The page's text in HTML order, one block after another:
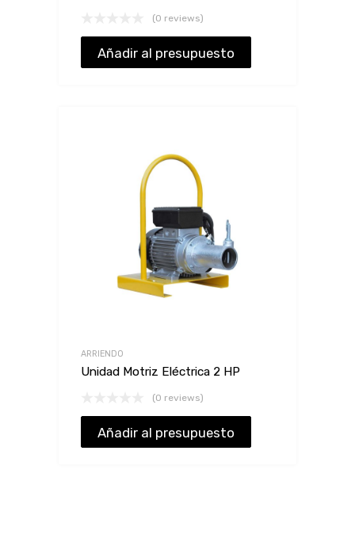
(0 reviews)
Añadir al presupuesto
ARRIENDO
Unidad Motriz Eléctrica 2 HP
(0 reviews)
Añadir al presupuesto